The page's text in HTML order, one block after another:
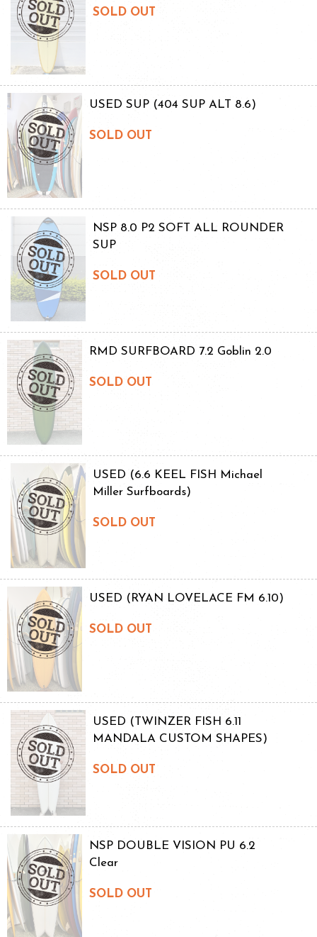
SOLD OUT
USED SUP (404 SUP ALT 8.6)
SOLD OUT
NSP 8.0 P2 SOFT ALL ROUNDER
SUP
SOLD OUT
RMD SURFBOARD 7.2 Goblin 2.0
SOLD OUT
USED (6.6 KEEL FISH Michael
Miller Surfboards)
SOLD OUT
USED (RYAN LOVELACE FM 6.10)
SOLD OUT
USED (TWINZER FISH 6.11
MANDALA CUSTOM SHAPES)
SOLD OUT
NSP DOUBLE VISION PU 6.2
Clear
SOLD OUT